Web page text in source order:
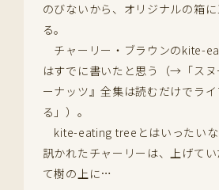
のびないから、オリジナルの箱
る。
チャーリー・ブラウンのkite-
はすでに書いたと思う（→「ス
ーナッツ』全集は読むだけでラ
る」）。
kite-eating treeとはいったいな
訊かれたチャーリーは、上げて
て樹の上に…